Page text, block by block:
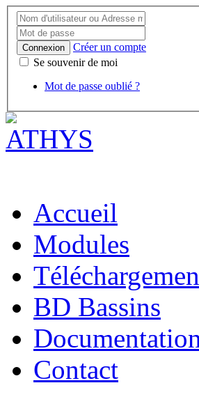
Connexion
Créer un compte
Se souvenir de moi
Mot de passe oublié ?
Accueil
Modules
BD Bassins
Documentation
Contact